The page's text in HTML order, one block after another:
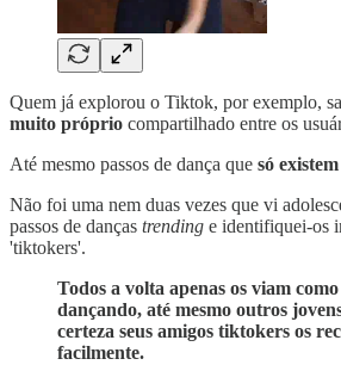
Quem já explorou o Tiktok, por exemplo,
muito próprio compartilhado entre os
Até mesmo passos de dança que só existem
Não foi uma nem duas vezes que vi
passos de danças trending e identifiquei-os
'tiktokers'.
Todos a volta apenas os viam como
dançando, até mesmo outros
certeza seus amigos tiktokers os
facilmente.